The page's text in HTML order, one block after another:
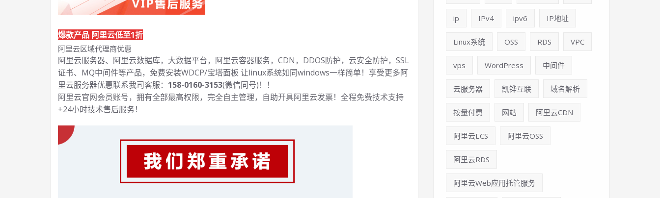
爆款产品 阿里云低至1折
阿里云区域代理商优惠
阿里云服务器、阿里云数据库，大数据平台，阿里云容器服务，CDN，DDOS防护，云安全防护，SSL
证书、MQ中间件等产品，免费安装WDCP/宝塔面板 让linux系统如同windows一样简单！享受更多阿
里云服务器优惠联系我司客服： 158-0160-3153(微信同号)！！
阿里云官网会员账号，拥有全部最高权限，完全自主管理，自助开具阿里云发票！全程免费技术支持
+24小时技术售后服务！
ip IPv4 ipv6 IP地址
Linux系统 OSS RDS VPC
vps WordPress 中间件
云服务器 凯铧互联 域名解析
按量付费 网站 阿里云CDN
阿里云ECS 阿里云OSS
阿里云RDS
阿里云Web应用托管服务